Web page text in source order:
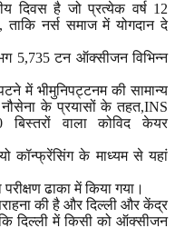
दिवस है जो प्रत्येक वर्ष 12
ताकि नर्स समाज में योगदान दे
5,735 टन ऑक्सीजन विभिन्न
में भीमुनिपट्टनम की सामान्य
नौसेना के प्रयासों के तहत,INS
वाला कोविद केयर
कॉन्फ्रेंसिंग के माध्यम से यहां
ढाका में किया गया।
की है और दिल्ली और केंद्र
दिल्ली में किसी को ऑक्सीजन